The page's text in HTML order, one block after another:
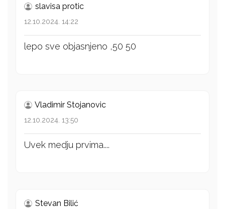
slavisa protic
12.10.2024. 14:22
lepo sve objasnjeno ,50 50
Vladimir Stojanovic
12.10.2024. 13:50
Uvek medju prvima....
Stevan Bilić